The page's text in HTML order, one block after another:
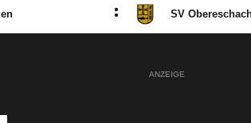
: SV
ANZEIGE